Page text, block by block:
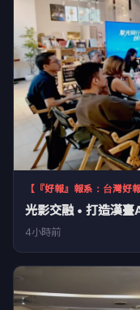
【『好報』報系：台灣好報
光影交融 • 打造漢
4小時前